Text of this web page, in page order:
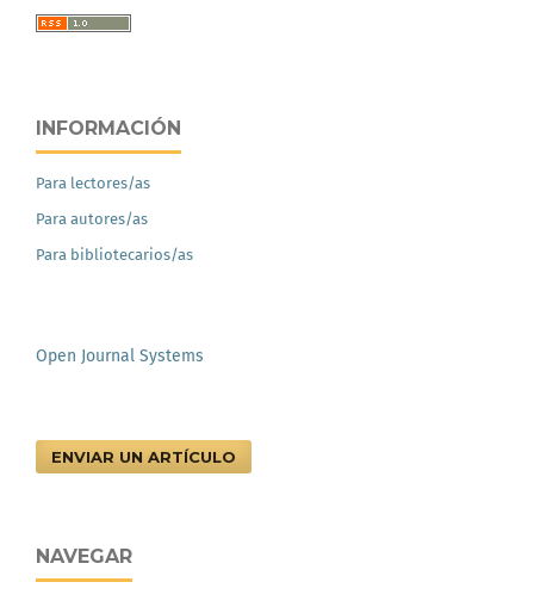
INFORMACIÓN
Para lectores/as
Para autores/as
Para bibliotecarios/as
Open Journal Systems
ENVIAR UN ARTÍCULO
NAVEGAR